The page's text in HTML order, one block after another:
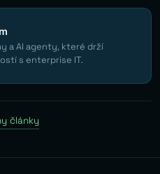
a AI agenty, které drží
s enterprise IT.
články